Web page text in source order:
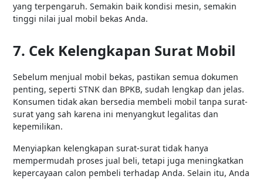
yang terpengaruh. Semakin baik kondisi mesin, semakin
tinggi nilai jual mobil bekas Anda.
7. Cek Kelengkapan Surat Mobil
Sebelum menjual mobil bekas, pastikan semua dokumen
penting, seperti STNK dan BPKB, sudah lengkap dan jelas.
Konsumen tidak akan bersedia membeli mobil tanpa surat-
surat yang sah karena ini menyangkut legalitas dan
kepemilikan.
Menyiapkan kelengkapan surat-surat tidak hanya
mempermudah proses jual beli, tetapi juga meningkatkan
kepercayaan calon pembeli terhadap Anda. Selain itu, Anda